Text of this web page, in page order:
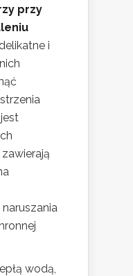
przy
i
wodą,